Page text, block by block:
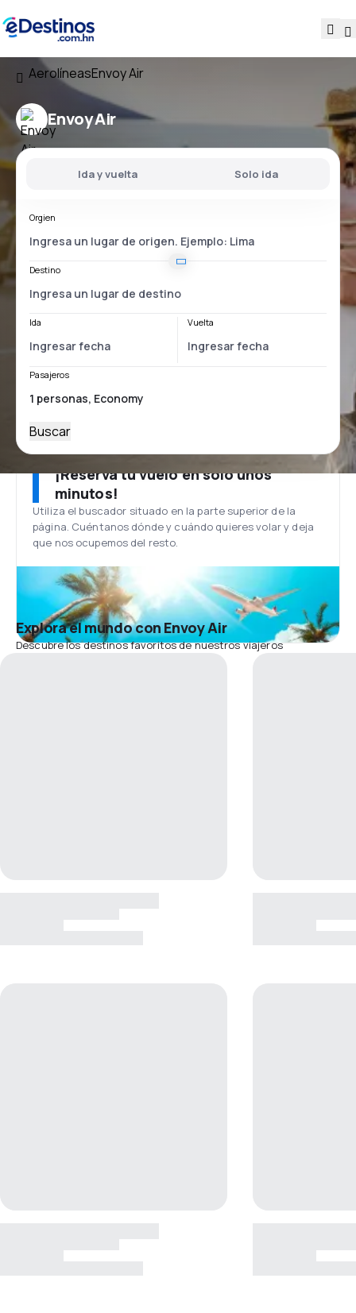
AerolíneasEnvoy Air
Envoy Air
Ida y vuelta Solo ida
Orgien
Destino
Ida Vuelta
Pasajeros
Buscar
¡Reserva tu vuelo en solo unos
minutos!
Utiliza el buscador situado en la parte superior de la
página. Cuéntanos dónde y cuándo quieres volar y deja
que nos ocupemos del resto.
Explora el mundo con Envoy Air
Descubre los destinos favoritos de nuestros viajeros